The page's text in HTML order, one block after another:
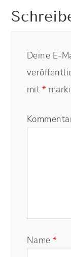
Deine E-
mit *
Name*